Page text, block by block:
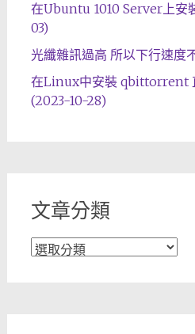
在Ubuntu 1010 Server上安
03)
光纖雜訊過高 所以下行速度
在Linux中安裝 qbittorrent
(2023-10-28)
文章分類
文